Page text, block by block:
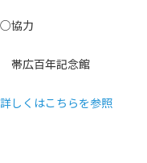
○協力
帯広百年記念館
詳しくはこちらを参照